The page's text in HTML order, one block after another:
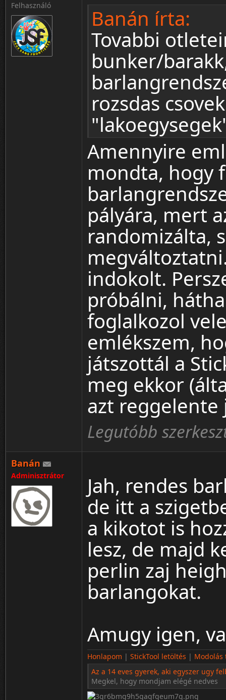
Felhasználó
Banán írta:
Tovabbi
bunker/
rozsdas
Amennyire
mondta, hogy
pályára, mert
randomizálta,
indokolt.
próbálni,
foglalkozol
emlékszem,
játszottál a
meg ekkor
azt
Legutóbb
Banán
Adminisztrátor
Jah, rendes
de itt a
a kikotot is
lesz, de majd
perlin zaj
barlangokat.
Amugy igen,
Honlapom | StickTool letöltés | Modolás
Az a 14 eves gyerek, aki egyszer ugy
Megkel, hogy mondjam elégé nedves